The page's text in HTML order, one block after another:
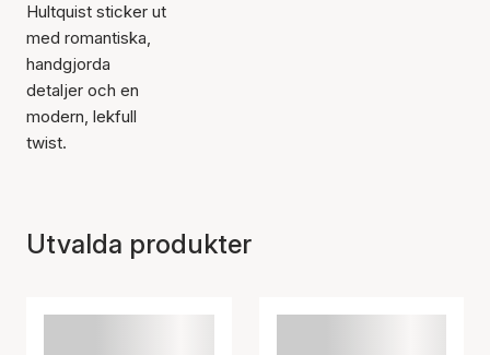
Hultquist sticker ut
med romantiska,
handgjorda
detaljer och en
modern, lekfull
twist.
Utvalda produkter